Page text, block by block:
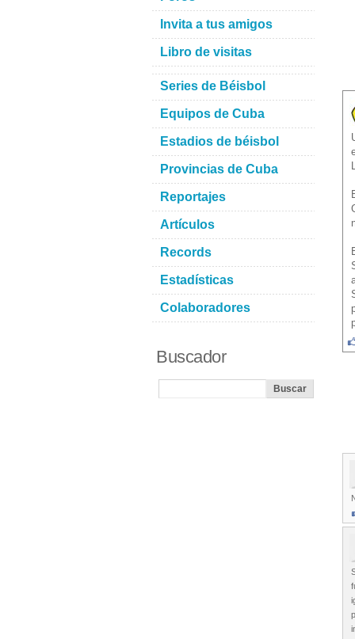
Invita a tus amigos
Libro de visitas
Series de Béisbol
Equipos de Cuba
Estadios de béisbol
Provincias de Cuba
Reportajes
Artículos
Records
Estadísticas
Colaboradores
Buscador